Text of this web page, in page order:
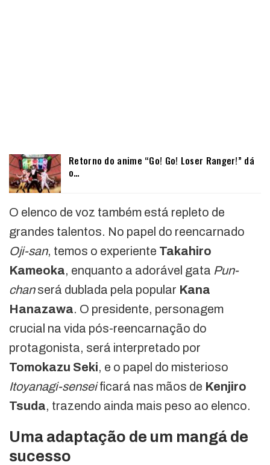
Retorno do anime “Go! Go! Loser Ranger!” dá
o…
O elenco de voz também está repleto de
grandes talentos. No papel do reencarnado
Oji-san, temos o experiente Takahiro
Kameoka, enquanto a adorável gata Pun-
chanserá dublada pela popular Kana
Hanazawa. O presidente, personagem
crucial na vida pós-reencarnação do
protagonista, será interpretado por
Tomokazu Seki, e o papel do misterioso
Itoyanagi-senseificará nas mãos de Kenjiro
Tsuda, trazendo ainda mais peso ao elenco.
Uma adaptação de um mangá de
sucesso